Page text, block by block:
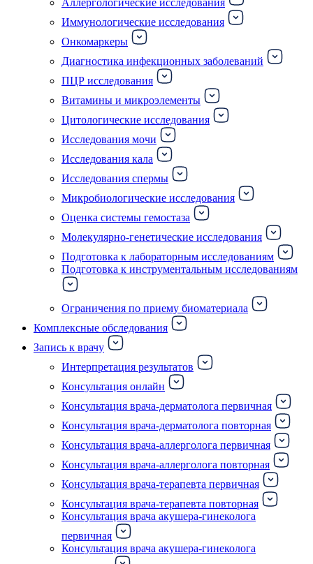
Аллергологические исследования
Иммунологические исследования
Онкомаркеры
Диагностика инфекционных заболеваний
ПЦР исследования
Витамины и микроэлементы
Цитологические исследования
Исследования мочи
Исследования кала
Исследования спермы
Микробиологические исследования
Оценка системы гемостаза
Молекулярно-генетические исследования
Подготовка к лабораторным исследованиям
Подготовка к инструментальным исследованиям
Ограничения по приему биоматериала
Комплексные обследования
Запись к врачу
Интерпретация результатов
Консультация онлайн
Консультация врача-дерматолога первичная
Консультация врача-дерматолога повторная
Консультация врача-аллерголога первичная
Консультация врача-аллерголога повторная
Консультация врача-терапевта первичная
Консультация врача-терапевта повторная
Консультация врача акушера-гинеколога
первичная
Консультация врача акушера-гинеколога